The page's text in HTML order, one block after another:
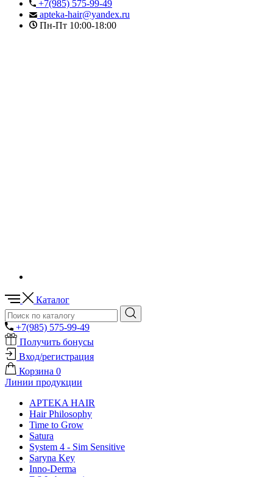
+7(985) 575-99-49
apteka-hair@yandex.ru
Пн-Пт 10:00-18:00
Каталог
+7(985) 575-99-49
Получить бонусы
Вход/регистрация
Корзина 0
Линии продукции
APTEKA HAIR
Hair Philosophy
Time to Grow
Satura
System 4 - Sim Sensitive
Saryna Key
Inno-Derma